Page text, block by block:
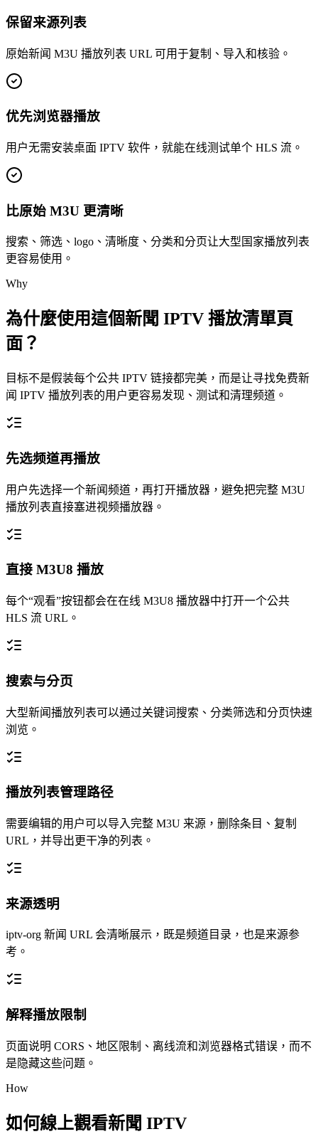
保留来源列表
原始新闻 M3U 播放列表 URL 可用于复制、导入和核验。
优先浏览器播放
用户无需安装桌面 IPTV 软件，就能在线测试单个 HLS 流。
比原始 M3U 更清晰
搜索、筛选、logo、清晰度、分类和分页让大型国家播放列表
更容易使用。
Why
為什麼使用這個新聞 IPTV 播放清單頁
面？
目标不是假装每个公共 IPTV 链接都完美，而是让寻找免费新
闻 IPTV 播放列表的用户更容易发现、测试和清理频道。
先选频道再播放
用户先选择一个新闻频道，再打开播放器，避免把完整 M3U
播放列表直接塞进视频播放器。
直接 M3U8 播放
每个“观看”按钮都会在在线 M3U8 播放器中打开一个公共
HLS 流 URL。
搜索与分页
大型新闻播放列表可以通过关键词搜索、分类筛选和分页快速
浏览。
播放列表管理路径
需要编辑的用户可以导入完整 M3U 来源，删除条目、复制
URL，并导出更干净的列表。
来源透明
iptv-org 新闻 URL 会清晰展示，既是频道目录，也是来源参
考。
解释播放限制
页面说明 CORS、地区限制、离线流和浏览器格式错误，而不
是隐藏这些问题。
How
如何線上觀看新聞 IPTV